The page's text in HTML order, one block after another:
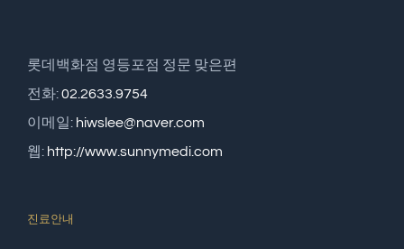
롯데백화점 영등포점 정문 맞은편
전화:02.2633.9754
이메일: hiwslee@naver.com
웹: http://www.sunnymedi.com
진료안내